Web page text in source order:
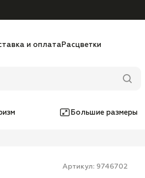
и оплата Расцветки
Большие размеры
Артикул: 9746702